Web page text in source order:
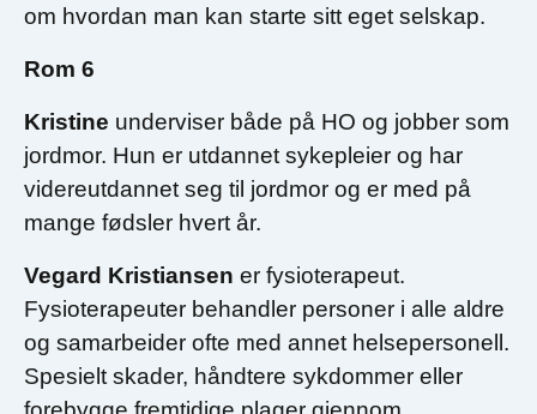
om hvordan man kan starte sitt eget selskap.
Rom 6
Kristine underviser både på HO og jobber som
jordmor. Hun er utdannet sykepleier og har
videreutdannet seg til jordmor og er med på
mange fødsler hvert år.
Vegard Kristiansen er fysioterapeut.
Fysioterapeuter behandler personer i alle aldre
og samarbeider ofte med annet helsepersonell.
Spesielt skader, håndtere sykdommer eller